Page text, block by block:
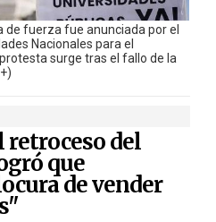
de fuerza fue anunciada por el
Nacionales para el
surge tras el fallo de la
retroceso del
que
de vender